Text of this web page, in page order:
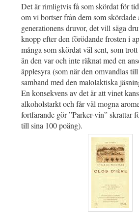
Det är rimligtvis få som skördat för
om vi bortser från dem som skördade
generationens druvor, det vill säga
knopp efter den förödande frosten i
många som skördat väl sent, som
än den var och inte räknat med en
äpplesyra (som när den omvandlas
samband med den malolaktiska
En konsekvens av det är att vinet
alkoholstarkt och får väl mogna
fortfarande gör ”Parker-vin” skrattar
till sina 100 poäng).